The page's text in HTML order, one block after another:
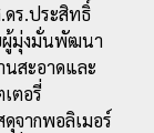
ดร.ประสิทธิ์
ผู้มุ่งมั่นพัฒนา
นสะอาดและ
ตอรี่
จากพอลิเมอร์